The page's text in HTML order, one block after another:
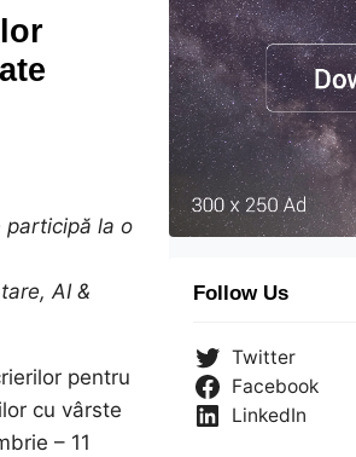
participă la o
AI &
pentru
cu vârste
– 11
Follow Us
Twitter
Facebook
LinkedIn